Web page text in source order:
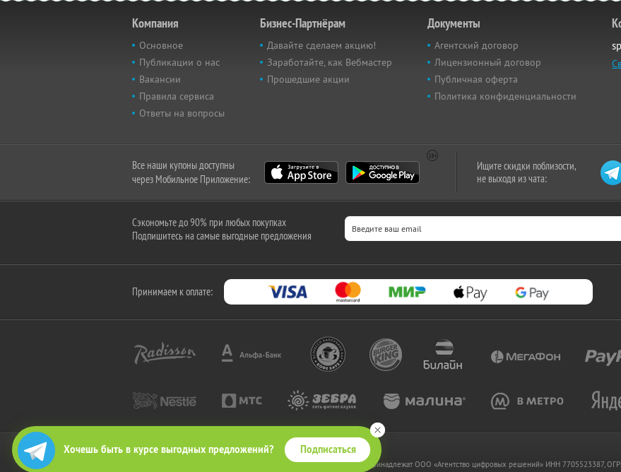
Хочешь быть в курсе выгодных предложений? Подписаться
Компания
Основное
Публикации о нас
Вакансии
Правила сервиса
Ответы на вопросы
Бизнес-Партнёрам
Давайте сделаем акцию!
Заработайте, как Вебмастер
Прошедшие акции
Документы
Агентский договор
Лицензионный договор
Публичная оферта
Политика конфиденциальности
Все наши купоны доступны
через Мобильное Приложение:
Ищите скидки поблизости,
не выходя из чата:
Сэкономьте до 90% при любых покупках
Подпишитесь на самые выгодные предложения
Принимаем к оплате:
2010-2026 © КупиКупон. Все права защищены.
Все права на товарный знак "КупиКупон" и на сайт www.kupikupon.ru принадлежат OOO «Агентство цифровых решений» ИНН 7705523387,